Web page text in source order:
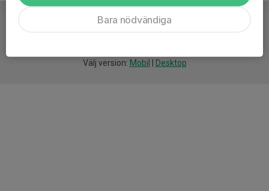
Välj version: Mobil Desktop
Bara nödvändiga